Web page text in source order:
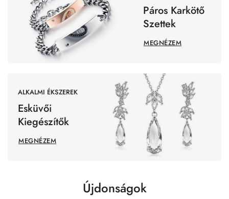
Páros Karkötő
Szettek
MEGNÉZEM
ALKALMI ÉKSZEREK
Esküvői
Kiegészítők
MEGNÉZEM
Újdonságok